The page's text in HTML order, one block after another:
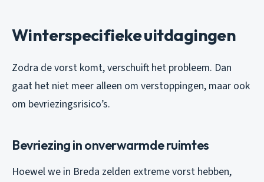
Winterspecifieke uitdagingen
Zodra de vorst komt, verschuift het probleem. Dan
gaat het niet meer alleen om verstoppingen, maar ook
om bevriezingsrisico’s.
Bevriezing in onverwarmde ruimtes
Hoewel we in Breda zelden extreme vorst hebben,